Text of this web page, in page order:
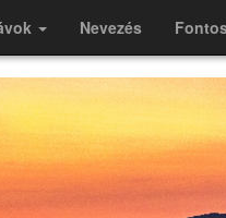
Nevezés